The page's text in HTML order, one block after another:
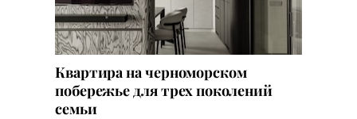
Квартира на черноморском
побережье для трех поколений
семьи